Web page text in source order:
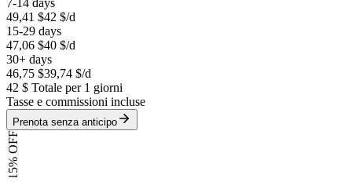
7-14 days
49,41 $42 $/d
15-29 days
47,06 $40 $/d
30+ days
46,75 $39,74 $/d
42 $ Totale per 1 giorni
Tasse e commissioni incluse
Prenota senza anticipo
15% OFF